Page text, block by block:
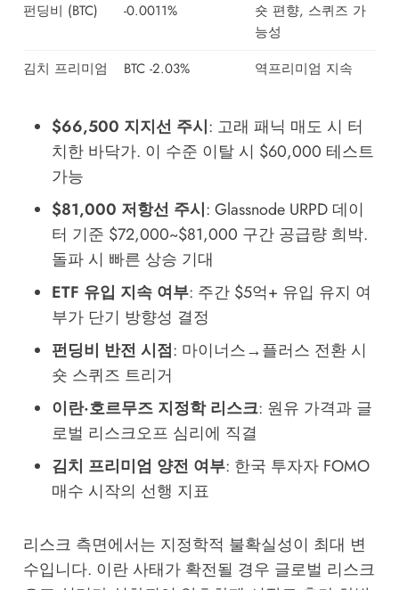
펀딩비 (BTC) -0.0011%
숏 편향, 스퀴즈 가
능성
김치 프리미엄
BTC -2.03% 역프리미엄 지속
$66,500 지지선 주시: 고래 패닉 매도 시 터
치한 바닥가. 이 수준 이탈 시 $60,000 테스트
가능
$81,000 저항선 주시: Glassnode URPD 데이
터 기준 $72,000~$81,000 구간 공급량 희박.
돌파 시 빠른 상승 기대
ETF 유입 지속 여부: 주간 $5억+ 유입 유지 여
부가 단기 방향성 결정
펀딩비 반전 시점: 마이너스→플러스 전환 시
숏 스퀴즈 트리거
이란·호르무즈 지정학 리스크: 원유 가격과 글
로벌 리스크오프 심리에 직결
김치 프리미엄 양전 여부: 한국 투자자 FOMO
매수 시작의 선행 지표
리스크 측면에서는 지정학적 불확실성이 최대 변
수입니다. 이란 사태가 확전될 경우 글로벌 리스크